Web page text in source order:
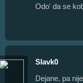
Odo' da se
Slavk0
Dejane, pa